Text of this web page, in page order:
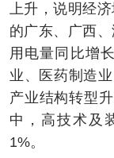
上升，说明经
的广东、广西
用电量同比增
业、医药制造
产业结构转型
中，高技术及
1%。